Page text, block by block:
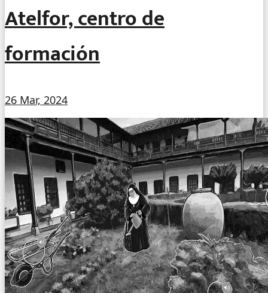
Atelfor, centro de
formación
26 Mar, 2024